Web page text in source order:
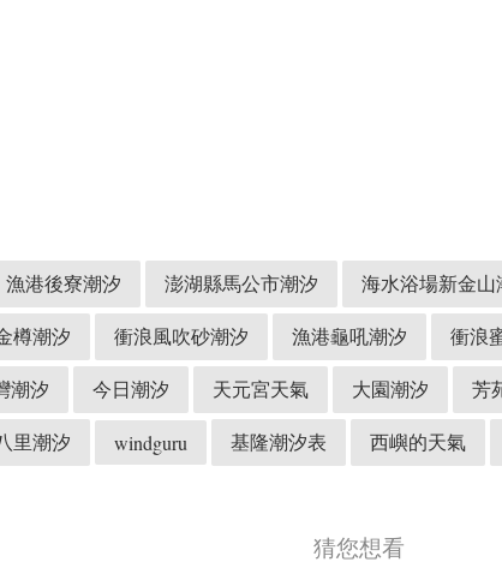
漁港後寮潮汐 澎湖縣馬公市潮汐 海水浴場新金山
樽潮汐 衝浪風吹砂潮汐 漁港龜吼潮汐 衝浪
潮汐 今日潮汐 天元宮天氣 大園潮汐 芳
里潮汐 windguru 基隆潮汐表 西嶼的天氣
猜您想看